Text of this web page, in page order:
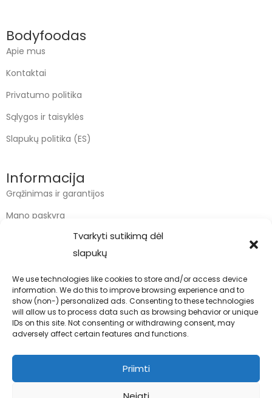
Tvarkyti sutikimą dėl
slapukų
We use technologies like cookies to store and/or access device
information. We do this to improve browsing experience and to
show (non-) personalized ads. Consenting to these technologies
will allow us to process data such as browsing behavior or unique
IDs on this site. Not consenting or withdrawing consent, may
adversely affect certain features and functions.
Priimti
Bodyfoodas
Apie mus
Kontaktai
Privatumo politika
Sąlygos ir taisyklės
Slapukų politika (ES)
Informacija
Grąžinimas ir garantijos
Mano paskyra
Kontaktai
info@bodyfoodas.lt
+370 600 77017